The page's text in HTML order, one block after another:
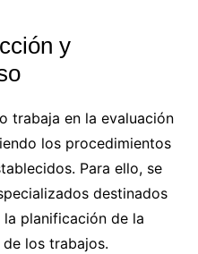
y
trabaja en la evaluación
los procedimientos
Para ello, se
destinados
planificación de la
los trabajos.